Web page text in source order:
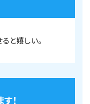
と嬉しい。
！